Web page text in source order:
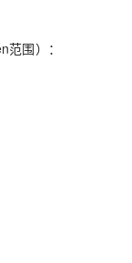
围）：